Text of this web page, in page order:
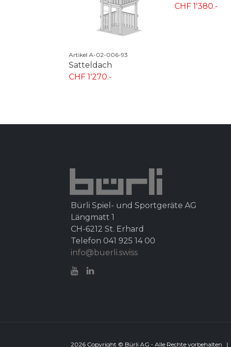
CHF 1'380.-
Bürli Spiel- und Sportgeräte AG
Längmatt 1
CH-6212 St. Erhard
Telefon 041 925 14 00
info@buerli.swiss
2026 Copyright © Bürli AG - Alle Rechte vorbehalten |